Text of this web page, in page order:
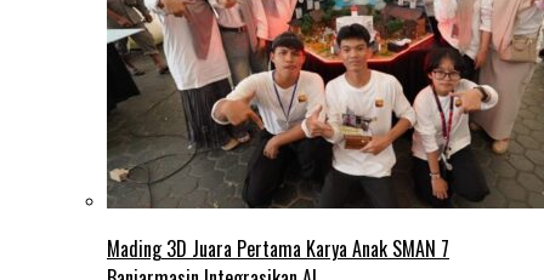
Mading 3D Juara Pertama Karya Anak SMAN 7